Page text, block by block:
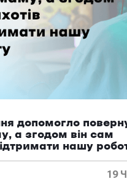
допомогло
а згодом він сам
нашу
19